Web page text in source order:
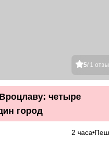
5/ 1
четыре
город
2 часа